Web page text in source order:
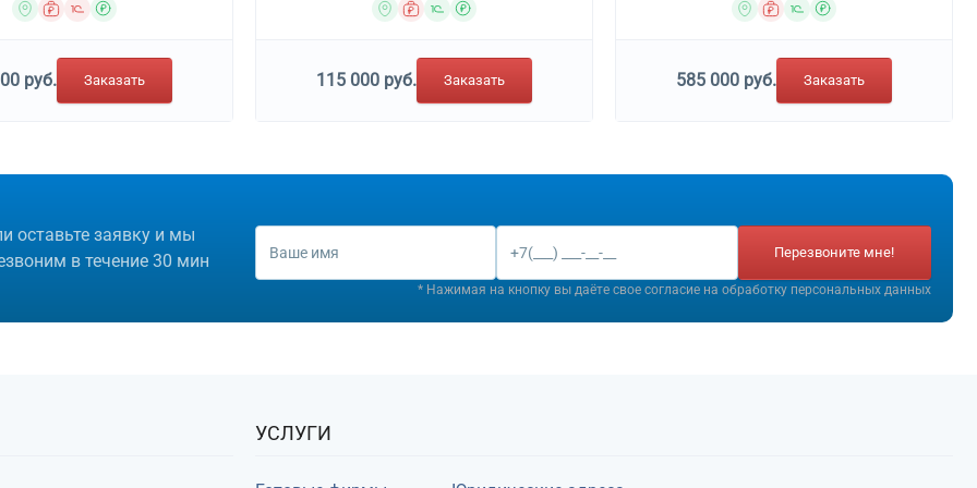
96.09 Предоставление прочих персональных услуг, не включенных в другие группировки
руб. Заказать 115 000 руб. Заказать 585 000 руб. Заказать
оставьте заявку и мы
в течение 30 мин
Перезвоните мне!
* Нажимая на кнопку вы даёте свое согласие на обработку персональных данных
УСЛУГИ